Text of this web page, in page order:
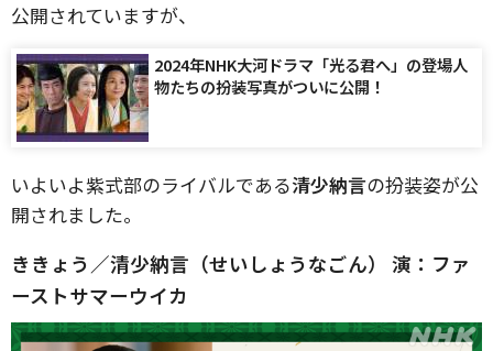
公開されていますが、
2024年NHK大河ドラマ「光る君へ」の登場人
物たちの扮装写真がついに公開！
いよいよ紫式部のライバルである清少納言の扮装姿が公
開されました。
ききょう／清少納言（せいしょうなごん） 演：ファ
ーストサマーウイカ